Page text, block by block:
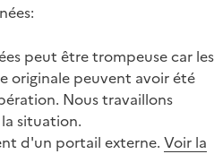
peut être trompeuse car les
originale peuvent avoir été
Nous travaillons
situation.
d'un portail externe. Voir la